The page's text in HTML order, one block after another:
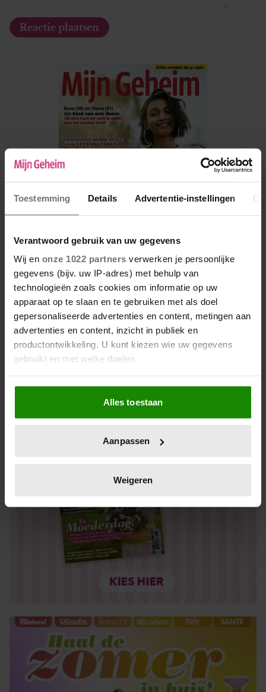
Toestemming Details Advertentie-instellingen
Verantwoord gebruik van uw gegevens
Wij en onze 1022 partners verwerken je persoonlijke
gegevens (bijv. uw IP-adres) met behulp van
technologieën zoals cookies om informatie op uw
apparaat op te slaan en te gebruiken met als doel
gepersonaliseerde advertenties en content, metingen aan
advertenties en content, inzicht in publiek en
productontwikkeling. U kunt kiezen wie uw gegevens
gebruikt en met welke doelen.
Als u het toestaat, willen we ook graag:
Informatie verzamelen over uw geografische locatie,
die tot een paar meter nauwkeurig kan zijn
op specifieke eigenschappen (fingerprinting)
verwerkt en stel uw voorkeuren in het
intrekken in de Cookieverklaring.
We gebruiken cookies om content en advertenties te
personaliseren, om functies voor social media te bieden
en om ons websiteverkeer te analyseren. Ook delen we
informatie over uw gebruik van onze site met onze
informatie die u aan ze heeft verstrekt of die ze hebben
verzameld op basis van uw gebruik van hun services. U
gaat akkoord met onze cookies als u onze website blijft
gebruiken.
Alles toestaan
Aanpassen
Weigeren
De nieuwe Mijn Geheim ligt nu in de winkel
Abonneren
Digitaal lezen
Los kopen